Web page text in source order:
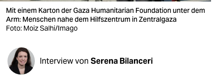
fragen & hilfe
unterstützen
abo
genossenschaft
Mit einem Karton der Gaza Humanitarian Foundation unter dem
Arm: Menschen nahe dem Hilfszentrum in Zentralgaza
Foto: Moiz Salhi/Imago
Interview von Serena Bilanceri